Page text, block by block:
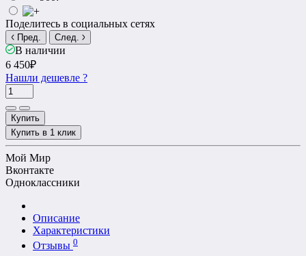
Поделитесь в социальных сетях
Пред. След.
В наличии
6 450₽
Нашли дешевле ?
Купить
Купить в 1 клик
Мой Мир
Вконтакте
Одноклассники
Описание
Характеристики
Отзывы 0